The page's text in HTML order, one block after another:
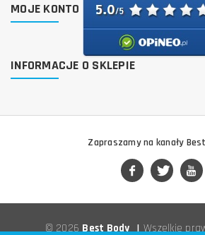
MOJE KONTO
INFORMACJE O SKLEPIE
Zapraszamy na kanały
© 2026Best Body | Wszelkie